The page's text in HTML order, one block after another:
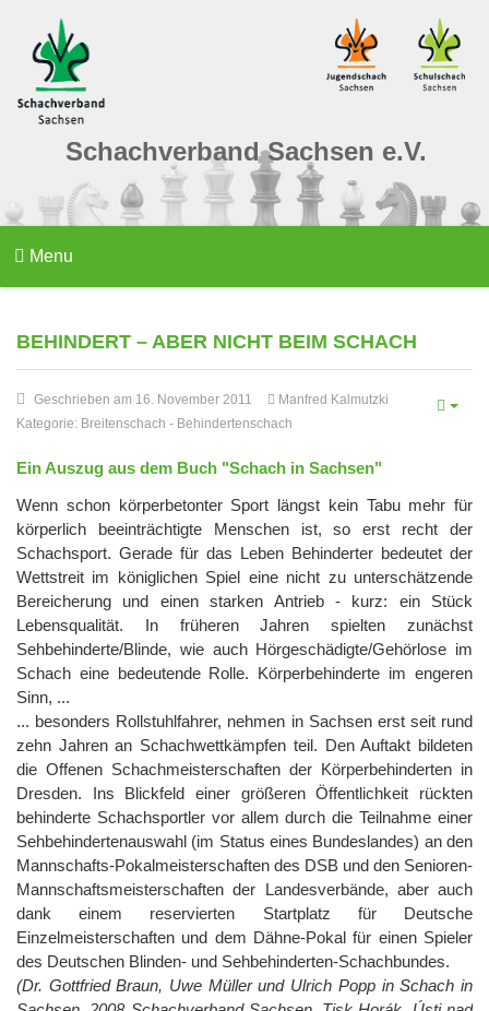
Schachverband Sachsen e.V.
Menu
BEHINDERT – ABER NICHT BEIM SCHACH
Geschrieben am 16. November 2011
Manfred Kalmutzki
Kategorie: Breitenschach - Behindertenschach
Ein Auszug aus dem Buch "Schach in Sachsen"
Wenn schon körperbetonter Sport längst kein Tabu mehr für
körperlich beeinträchtigte Menschen ist, so erst recht der
Schachsport. Gerade für das Leben Behinderter bedeutet der
Wettstreit im königlichen Spiel eine nicht zu unterschätzende
Bereicherung und einen starken Antrieb - kurz: ein Stück
Lebensqualität. In früheren Jahren spielten zunächst
Sehbehinderte/Blinde, wie auch Hörgeschädigte/Gehörlose im
Schach eine bedeutende Rolle. Körperbehinderte im engeren
Sinn, ...
... besonders Rollstuhlfahrer, nehmen in Sachsen erst seit rund
zehn Jahren an Schachwettkämpfen teil. Den Auftakt bildeten
die Offenen Schachmeisterschaften der Körperbehinderten in
Dresden. Ins Blickfeld einer größeren Öffentlichkeit rückten
behinderte Schachsportler vor allem durch die Teilnahme einer
Sehbehindertenauswahl (im Status eines Bundeslandes) an den
Mannschafts-Pokalmeisterschaften des DSB und den Senioren-
Mannschaftsmeisterschaften der Landesverbände, aber auch
dank einem reservierten Startplatz für Deutsche
Einzelmeisterschaften und dem Dähne-Pokal für einen Spieler
des Deutschen Blinden- und Sehbehinderten-Schachbundes.
(Dr. Gottfried Braun, Uwe Müller und Ulrich Popp inSchach in